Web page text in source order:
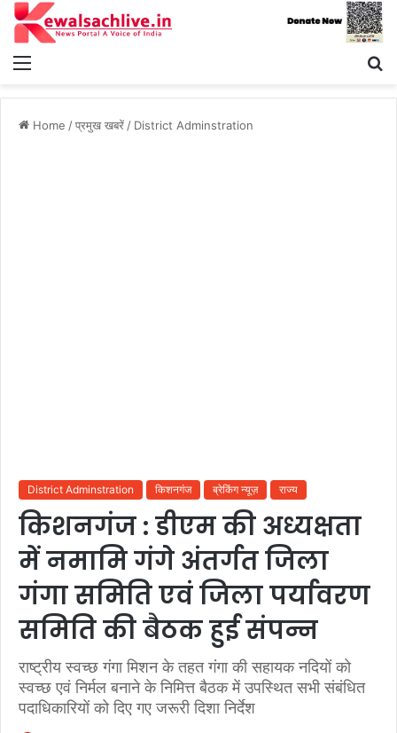
Menu
Home /प्रमुख खबरें/ District Adminstration
District Adminstration किशनगंज ब्रेकिंग न्यूज़ राज्य
किशनगंज : डीएम की अध्यक्षता
में नमामि गंगे अंतर्गत जिला
गंगा समिति एवं जिला पर्यावरण
समिति की बैठक हुई संपन्न
राष्ट्रीय स्वच्छ गंगा मिशन के तहत गंगा की सहायक नदियों को
स्वच्छ एवं निर्मल बनाने के निमित्त बैठक में उपस्थित सभी संबंधित
पदाधिकारियों को दिए गए जरूरी दिशा निर्देश